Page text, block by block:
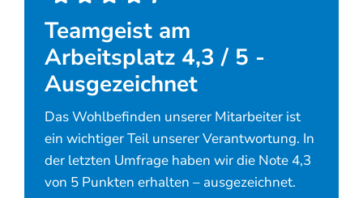
Teamgeist am
Arbeitsplatz 4,3 / 5 -
Ausgezeichnet
Das Wohlbefinden unserer Mitarbeiter ist
ein wichtiger Teil unserer Verantwortung. In
der letzten Umfrage haben wir die Note 4,3
von 5 Punkten erhalten – ausgezeichnet.